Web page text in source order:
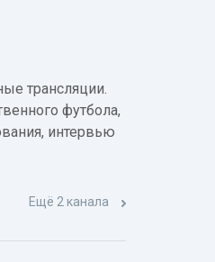
трансляции.
футбола,
интервью
Ещё 2 канала